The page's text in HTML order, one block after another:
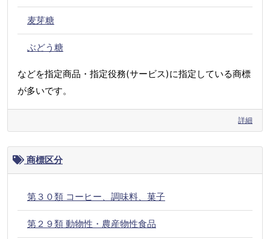
麦芽糖
ぶどう糖
などを指定商品・指定役務(サービス)に指定している商標
が多いです。
詳細
商標区分
第３０類 コーヒー、調味料、菓子
第２９類 動物性・農産物性食品